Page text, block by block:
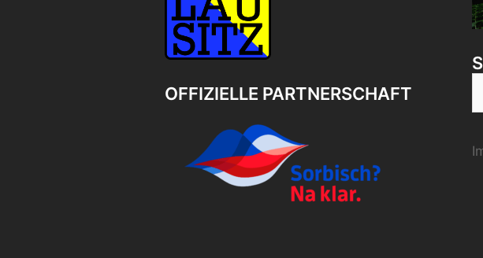
OFFIZIELLE PARTNERSCHAFT